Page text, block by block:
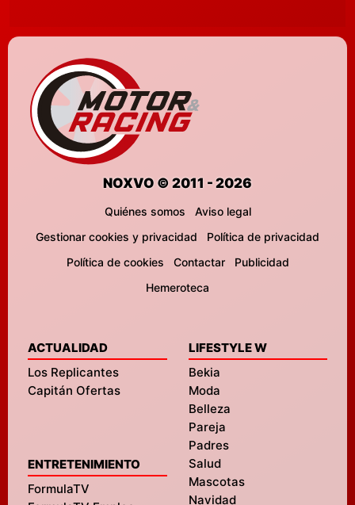
NOXVO © 2011 - 2026
Quiénes somos
Aviso legal
Gestionar cookies y privacidad
Política de privacidad
Política de cookies
Contactar
Publicidad
Hemeroteca
ACTUALIDAD
Los Replicantes
Capitán Ofertas
ENTRETENIMIENTO
FormulaTV
LIFESTYLE W
Bekia
Moda
Belleza
Pareja
Padres
Salud
Mascotas
Navidad